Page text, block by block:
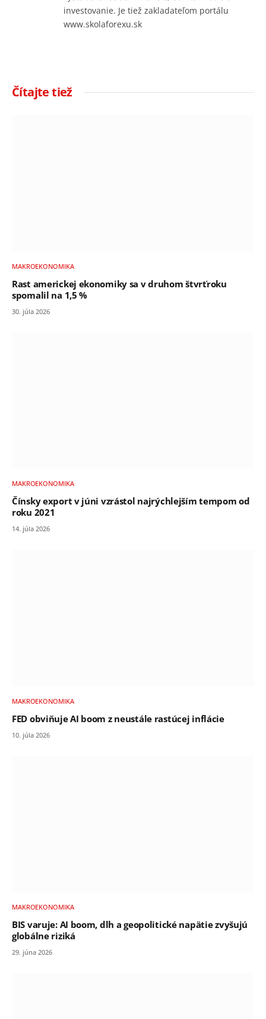
investovanie. Je tiež zakladateľom portálu
www.skolaforexu.sk
Čítajte tiež
MAKROEKONOMIKA
Rast americkej ekonomiky sa v druhom štvrťroku
spomalil na 1,5 %
30. júla 2026
MAKROEKONOMIKA
Čínsky export v júni vzrástol najrýchlejším tempom od
roku 2021
14. júla 2026
MAKROEKONOMIKA
FED obviňuje AI boom z neustále rastúcej inflácie
10. júla 2026
MAKROEKONOMIKA
BIS varuje: AI boom, dlh a geopolitické napätie zvyšujú
globálne riziká
29. júna 2026